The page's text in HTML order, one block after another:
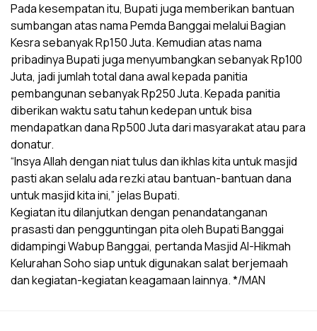
Pada kesempatan itu, Bupati juga memberikan bantuan
sumbangan atas nama Pemda Banggai melalui Bagian
Kesra sebanyak Rp150 Juta. Kemudian atas nama
pribadinya Bupati juga menyumbangkan sebanyak Rp100
Juta, jadi jumlah total dana awal kepada panitia
pembangunan sebanyak Rp250 Juta. Kepada panitia
diberikan waktu satu tahun kedepan untuk bisa
mendapatkan dana Rp500 Juta dari masyarakat atau para
donatur.
“Insya Allah dengan niat tulus dan ikhlas kita untuk masjid
pasti akan selalu ada rezki atau bantuan-bantuan dana
untuk masjid kita ini,” jelas Bupati.
Kegiatan itu dilanjutkan dengan penandatanganan
prasasti dan pengguntingan pita oleh Bupati Banggai
didampingi Wabup Banggai, pertanda Masjid Al-Hikmah
Kelurahan Soho siap untuk digunakan salat berjemaah
dan kegiatan-kegiatan keagamaan lainnya. */MAN